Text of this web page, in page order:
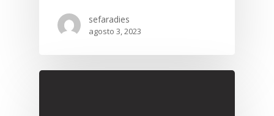
sefaradies
agosto 3, 2023